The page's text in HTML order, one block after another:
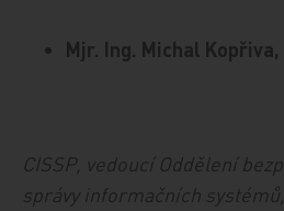
Mjr. Ing. Michal Kopřiva,
CISSP, vedoucí Oddělení
správy informačních